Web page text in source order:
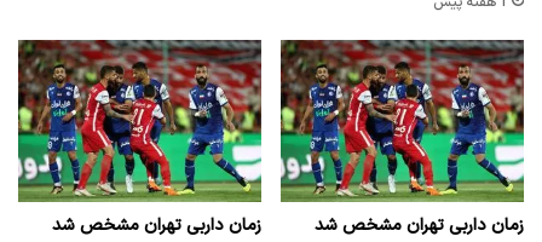
زمان داربی تهران مشخص شد زمان داربی تهران مشخص شد